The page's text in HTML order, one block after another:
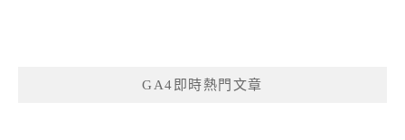
GA4即時熱門文章